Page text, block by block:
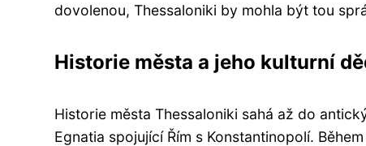
dovolenou, Thessaloniki by mohla být tou
Historie města a jeho kulturní
Historie města Thessaloniki sahá až do
Egnatia spojující Řím s Konstantinopolí.